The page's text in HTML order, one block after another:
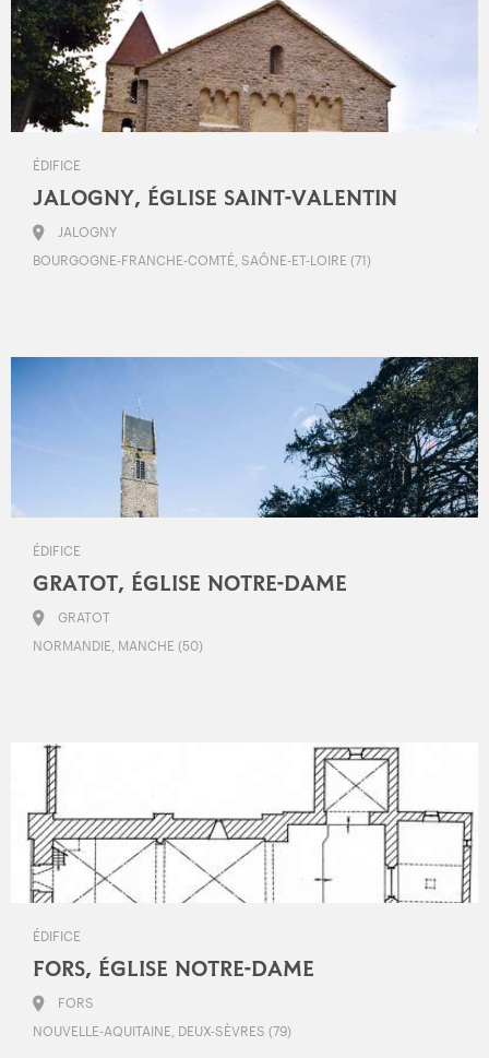
ÉDIFICE
JALOGNY, ÉGLISE SAINT-VALENTIN
JALOGNY
BOURGOGNE-FRANCHE-COMTÉ, SAÔNE-ET-LOIRE (71)
ÉDIFICE
GRATOT, ÉGLISE NOTRE-DAME
GRATOT
NORMANDIE, MANCHE (50)
ÉDIFICE
FORS, ÉGLISE NOTRE-DAME
FORS
NOUVELLE-AQUITAINE, DEUX-SÈVRES (79)